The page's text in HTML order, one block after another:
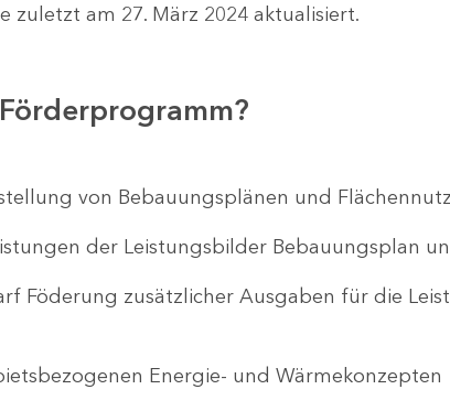
zuletzt am 27. März 2024 aktualisiert.
von Bebauungsplänen und
der Leistungsbilder Bebauungsplan
Föderung zusätzlicher Ausgaben für die
Energie- und Wärmekonzepten